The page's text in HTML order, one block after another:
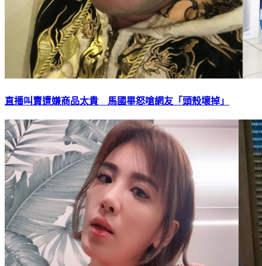
直播叫賣遭嫌商品太貴 馬國畢怒嗆網友「頭殼壞掉」